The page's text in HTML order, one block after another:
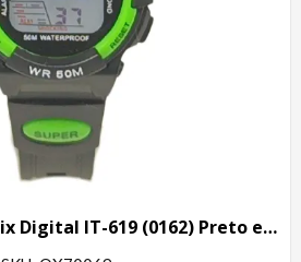
Relógio Menino Onix Digital IT-619 (0162) Preto e Verde